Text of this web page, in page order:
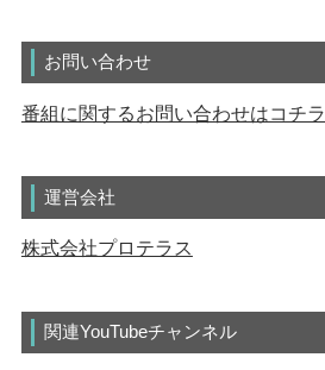
お問い合わせ
番組に関するお問い合わせはコチラ
運営会社
株式会社プロテラス
関連YouTubeチャンネル